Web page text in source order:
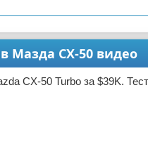
Мазда CX-50 видео
CX-50 Turbo за $39K.